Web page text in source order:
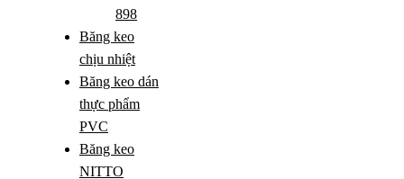
898
Băng keo
chịu nhiệt
Băng keo dán
thực phẩm
PVC
Băng keo
NITTO